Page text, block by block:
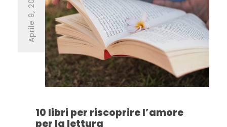
Aprile 9, 2026
10 libri per riscoprire l’amore
per la lettura